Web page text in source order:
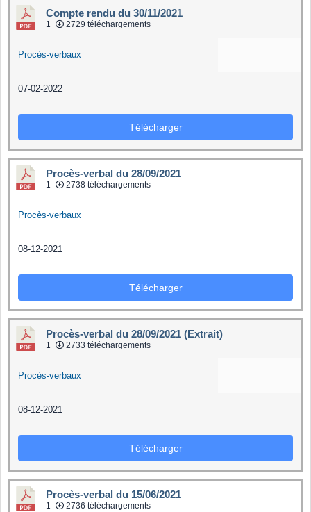
Compte rendu du 30/11/2021
1 2729 téléchargements
Procès-verbaux
07-02-2022
Télécharger
Procès-verbal du 28/09/2021
1 2738 téléchargements
Procès-verbaux
08-12-2021
Télécharger
Procès-verbal du 28/09/2021 (Extrait)
1 2733 téléchargements
Procès-verbaux
08-12-2021
Télécharger
Procès-verbal du 15/06/2021
1 2736 téléchargements